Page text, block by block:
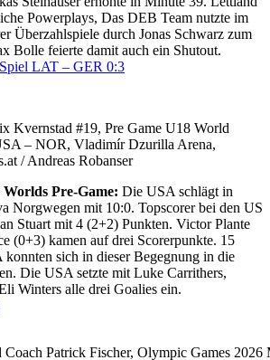
Powerplays, Das DEB Team nutzte im
Überzahlspiele durch Jonas Schwarz zum
Bolle feierte damit auch ein Shutout.
LAT – GER 0:3
Kvernstad #19, Pre Game U18 World
– NOR, Vladimír Dzurilla Arena,
/ Andreas Robanser
Pre-Game: Die USA schlägt in
Norgwegen mit 10:0. Topscorer bei den US
Stuart mit 4 (2+2) Punkten. Victor Plante
(0+3) kamen auf drei Scorerpunkte. 15
konnten sich in dieser Begegnung in die
Die USA setzte mit Luke Carrithers,
Winters alle drei Goalies ein.
Coach Patrick Fischer, Olympic Games 2026